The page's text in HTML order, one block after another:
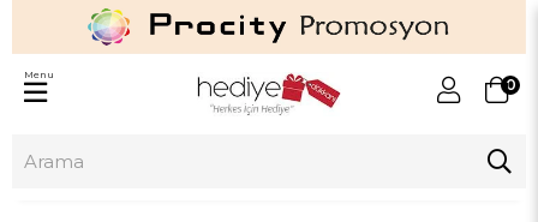
0
Menu